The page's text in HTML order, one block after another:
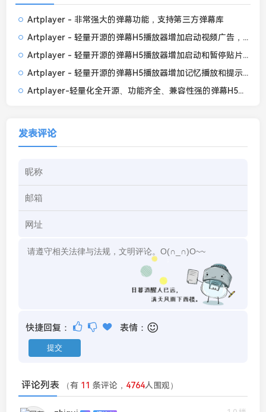
Artplayer - 非常强大的弹幕功能，支持第三方弹幕库
Artplayer - 轻量开源的弹幕H5播放器增加启动视频广告，能关闭可全屏
Artplayer - 轻量开源的弹幕H5播放器增加启动和暂停贴片广告
Artplayer - 轻量开源的弹幕H5播放器增加记忆播放和提示框
Artplayer-轻量化全开源、功能齐全、兼容性强的弹幕H5播放器
发表评论
快捷回复： 表情：
评论列表 （有 11 条评论， 4764人围观）